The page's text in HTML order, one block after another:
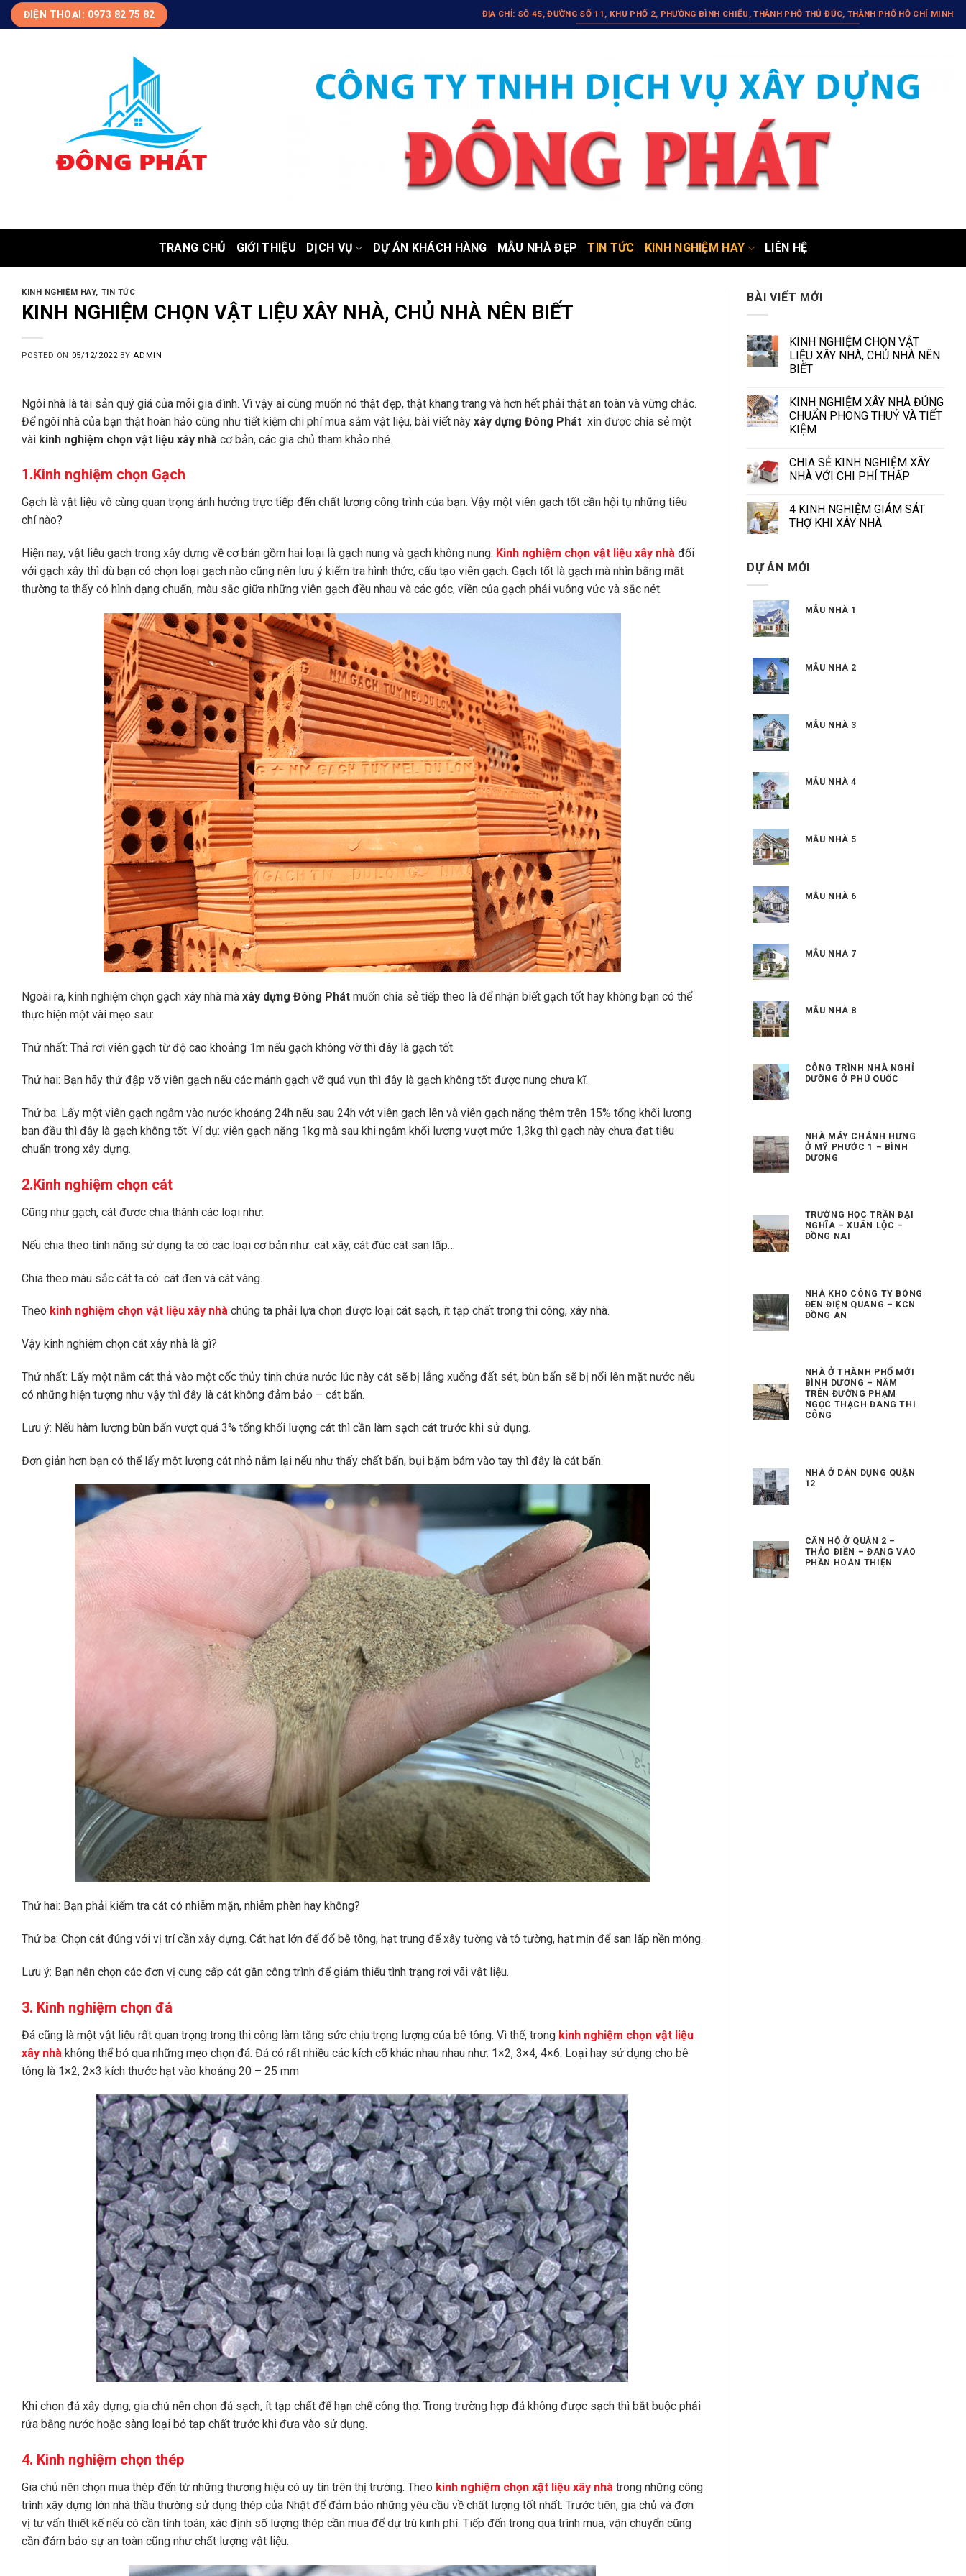
Skip
to
ĐIỆN THOẠI: 0973 82 75 82 ĐỊA CHỈ: SỐ 45, ĐƯỜNG SỐ 11, KHU PHỐ 2, PHƯỜNG BÌNH CHIỂU, THÀNH PHỐ THỦ ĐỨC, THÀNH PHỐ HỒ CHÍ MINH
TRANG CHỦ GIỚI THIỆU DỊCH VỤ DỰ ÁN KHÁCH HÀNG MẪU NHÀ ĐẸP TIN TỨC KINH NGHIỆM HAY LIÊN HỆ
KINH NGHIỆM HAY, TIN TỨC
KINH NGHIỆM CHỌN VẬT LIỆU XÂY NHÀ, CHỦ NHÀ NÊN BIẾT
POSTED ON 05/12/2022 BY ADMIN
Ngôi nhà là tài sản quý giá của mỗi gia đình. Vì vậy ai cũng muốn nó thật đẹp, thật khang trang và hơn hết phải thật an toàn và vững chắc.
Để ngôi nhà của bạn thật hoàn hảo cũng như tiết kiệm chi phí mua sắm vật liệu, bài viết này xây dựng Đông Phát xin được chia sẻ một
vài kinh nghiệm chọn vật liệu xây nhà cơ bản, các gia chủ tham khảo nhé.
1.Kinh nghiệm chọn Gạch
Gạch là vật liệu vô cùng quan trọng ảnh hưởng trực tiếp đến chất lượng công trình của bạn. Vậy một viên gạch tốt cần hội tụ những tiêu
chí nào?
Hiện nay, vật liệu gạch trong xây dựng về cơ bản gồm hai loại là gạch nung và gạch không nung. Kinh nghiệm chọn vật liệu xây nhà đối
với gạch xây thì dù bạn có chọn loại gạch nào cũng nên lưu ý kiểm tra hình thức, cấu tạo viên gạch. Gạch tốt là gạch mà nhìn bằng mắt
thường ta thấy có hình dạng chuẩn, màu sắc giữa những viên gạch đều nhau và các góc, viền của gạch phải vuông vức và sắc nét.
Ngoài ra, kinh nghiệm chọn gạch xây nhà mà xây dựng Đông Phát muốn chia sẻ tiếp theo là để nhận biết gạch tốt hay không bạn có thể
thực hiện một vài mẹo sau:
Thứ nhất: Thả rơi viên gạch từ độ cao khoảng 1m nếu gạch không vỡ thì đây là gạch tốt.
Thứ hai: Bạn hãy thử đập vỡ viên gạch nếu các mảnh gạch vỡ quá vụn thì đây là gạch không tốt được nung chưa kĩ.
Thứ ba: Lấy một viên gạch ngâm vào nước khoảng 24h nếu sau 24h vớt viên gạch lên và viên gạch nặng thêm trên 15% tổng khối lượng
ban đầu thì đây là gạch không tốt. Ví dụ: viên gạch nặng 1kg mà sau khi ngâm khối lượng vượt mức 1,3kg thì gạch này chưa đạt tiêu
chuẩn trong xây dựng.
2.Kinh nghiệm chọn cát
Cũng như gạch, cát được chia thành các loại như:
Nếu chia theo tính năng sử dụng ta có các loại cơ bản như: cát xây, cát đúc cát san lấp…
Chia theo màu sắc cát ta có: cát đen và cát vàng.
Theo kinh nghiệm chọn vật liệu xây nhà chúng ta phải lựa chọn được loại cát sạch, ít tạp chất trong thi công, xây nhà.
Vậy kinh nghiệm chọn cát xây nhà là gì?
Thứ nhất: Lấy một nắm cát thả vào một cốc thủy tinh chứa nước lúc này cát sẽ bị lắng xuống đất sét, bùn bẩn sẽ bị nổi lên mặt nước nếu
có những hiện tượng như vậy thì đây là cát không đảm bảo – cát bẩn.
Lưu ý: Nếu hàm lượng bùn bẩn vượt quá 3% tổng khối lượng cát thì cần làm sạch cát trước khi sử dụng.
Đơn giản hơn bạn có thể lấy một lượng cát nhỏ nắm lại nếu như thấy chất bẩn, bụi bặm bám vào tay thì đây là cát bẩn.
Thứ hai: Bạn phải kiểm tra cát có nhiễm mặn, nhiễm phèn hay không?
Thứ ba: Chọn cát đúng với vị trí cần xây dựng. Cát hạt lớn để đổ bê tông, hạt trung để xây tường và tô tường, hạt mịn để san lấp nền móng.
Lưu ý: Bạn nên chọn các đơn vị cung cấp cát gần công trình để giảm thiểu tình trạng rơi vãi vật liệu.
3. Kinh nghiệm chọn đá
Đá cũng là một vật liệu rất quan trọng trong thi công làm tăng sức chịu trọng lượng của bê tông. Vì thế, trong kinh nghiệm chọn vật liệu
xây nhà không thể bỏ qua những mẹo chọn đá. Đá có rất nhiều các kích cỡ khác nhau nhau như: 1×2, 3×4, 4×6. Loại hay sử dụng cho bê
tông là 1×2, 2×3 kích thước hạt vào khoảng 20 – 25 mm
Khi chọn đá xây dựng, gia chủ nên chọn đá sạch, ít tạp chất để hạn chế công thợ. Trong trường hợp đá không được sạch thì bắt buộc phải
rửa bằng nước hoặc sàng loại bỏ tạp chất trước khi đưa vào sử dụng.
4. Kinh nghiệm chọn thép
Gia chủ nên chọn mua thép đến từ những thương hiệu có uy tín trên thị trường. Theo kinh nghiệm chọn xật liệu xây nhà trong những công
trình xây dựng lớn nhà thầu thường sử dụng thép của Nhật để đảm bảo những yêu cầu về chất lượng tốt nhất. Trước tiên, gia chủ và đơn
vị tư vấn thiết kế nếu có cần tính toán, xác định số lượng thép cần mua để dự trù kinh phí. Tiếp đến trong quá trình mua, vận chuyển cũng
cần đảm bảo sự an toàn cũng như chất lượng vật liệu.
BÀI VIẾT MỚI
KINH NGHIỆM CHỌN VẬT
LIỆU XÂY NHÀ, CHỦ NHÀ NÊN
BIẾT
KINH NGHIỆM XÂY NHÀ ĐÚNG
CHUẨN PHONG THUỶ VÀ TIẾT
KIỆM
CHIA SẺ KINH NGHIỆM XÂY
NHÀ VỚI CHI PHÍ THẤP
4 KINH NGHIỆM GIÁM SÁT
THỢ KHI XÂY NHÀ
DỰ ÁN MỚI
MẪU NHÀ 1
MẪU NHÀ 2
MẪU NHÀ 3
MẪU NHÀ 4
MẪU NHÀ 5
MẪU NHÀ 6
MẪU NHÀ 7
MẪU NHÀ 8
CÔNG TRÌNH NHÀ NGHỈ
DƯỠNG Ở PHÚ QUỐC
NHÀ MÁY CHÁNH HƯNG
Ở MỸ PHƯỚC 1 – BÌNH
DƯƠNG
TRƯỜNG HỌC TRẦN ĐẠI
NGHĨA – XUÂN LỘC –
ĐỒNG NAI
NHÀ KHO CÔNG TY BÓNG
ĐÈN ĐIỆN QUANG – KCN
ĐỒNG AN
NHÀ Ở THÀNH PHỐ MỚI
BÌNH DƯƠNG – NẰM
TRÊN ĐƯỜNG PHẠM
NGỌC THẠCH ĐANG THI
CÔNG
NHÀ Ở DÂN DỤNG QUẬN
12
CĂN HỘ Ở QUẬN 2 –
THẢO ĐIỀN – ĐANG VÀO
PHẦN HOÀN THIỆN